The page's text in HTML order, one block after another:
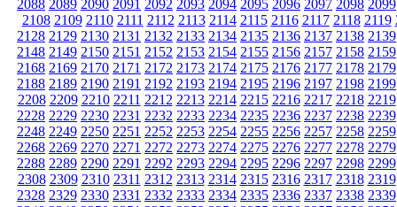
2088 2089 2090 2091 2092 2093 2094 2095 2096 2097 2098 2099
2108 2109 2110 2111 2112 2113 2114 2115 2116 2117 2118 2119
2128 2129 2130 2131 2132 2133 2134 2135 2136 2137 2138 2139
2148 2149 2150 2151 2152 2153 2154 2155 2156 2157 2158 2159
2168 2169 2170 2171 2172 2173 2174 2175 2176 2177 2178 2179
2188 2189 2190 2191 2192 2193 2194 2195 2196 2197 2198 2199
2208 2209 2210 2211 2212 2213 2214 2215 2216 2217 2218 2219
2228 2229 2230 2231 2232 2233 2234 2235 2236 2237 2238 2239
2248 2249 2250 2251 2252 2253 2254 2255 2256 2257 2258 2259
2268 2269 2270 2271 2272 2273 2274 2275 2276 2277 2278 2279
2288 2289 2290 2291 2292 2293 2294 2295 2296 2297 2298 2299
2308 2309 2310 2311 2312 2313 2314 2315 2316 2317 2318 2319
2328 2329 2330 2331 2332 2333 2334 2335 2336 2337 2338 2339